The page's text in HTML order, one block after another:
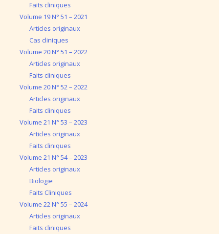
Faits cliniques
Volume 19 N° 51 – 2021
Articles originaux
Cas cliniques
Volume 20 N° 51 – 2022
Articles originaux
Faits cliniques
Volume 20 N° 52 – 2022
Articles originaux
Faits cliniques
Volume 21 N° 53 – 2023
Articles originaux
Faits cliniques
Volume 21 N° 54 – 2023
Articles originaux
Biologie
Faits Cliniques
Volume 22 N° 55 – 2024
Articles originaux
Faits cliniques